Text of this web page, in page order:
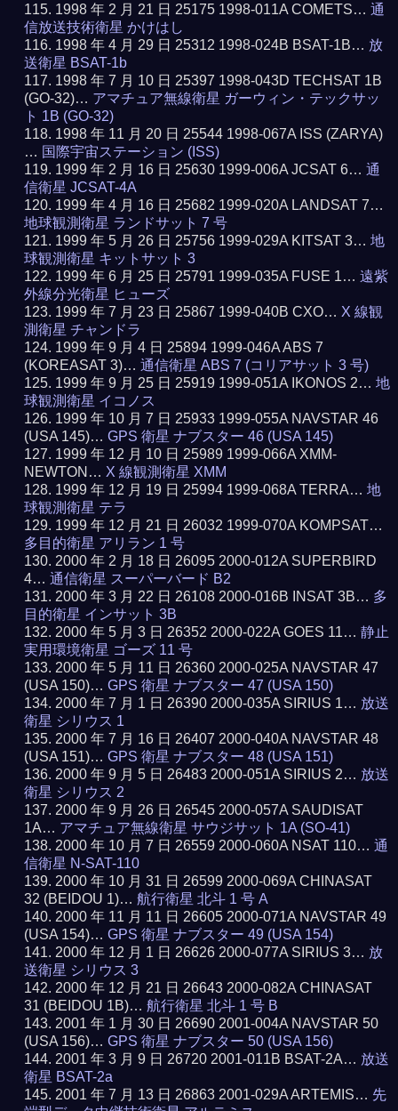
1998 年 2 月 21 日 25175 1998-011A COMETS…通
信放送技術衛星 かけはし
1998 年 4 月 29 日 25312 1998-024B BSAT-1B… 放
送衛星 BSAT-1b
1998 年 7 月 10 日 25397 1998-043D TECHSAT 1B
(GO-32)… アマチュア無線衛星 ガーウィン・テックサッ
ト 1B (GO-32)
1998 年 11 月 20 日 25544 1998-067A ISS (ZARYA)
… 国際宇宙ステーション (ISS)
1999 年 2 月 16 日 25630 1999-006A JCSAT 6…通
信衛星 JCSAT-4A
1999 年 4 月 16 日 25682 1999-020A LANDSAT 7…
地球観測衛星 ランドサット 7 号
1999 年 5 月 26 日 25756 1999-029A KITSAT 3…地
球観測衛星 キットサット 3
1999 年 6 月 25 日 25791 1999-035A FUSE 1…遠紫
外線分光衛星 ヒューズ
1999 年 7 月 23 日 25867 1999-040B CXO… X 線観
測衛星 チャンドラ
1999 年 9 月 4 日 25894 1999-046A ABS 7
(KOREASAT 3)…通信衛星 ABS 7 (コリアサット 3 号)
1999 年 9 月 25 日 25919 1999-051A IKONOS 2…地
球観測衛星 イコノス
1999 年 10 月 7 日 25933 1999-055A NAVSTAR 46
(USA 145)…GPS 衛星 ナブスター 46 (USA 145)
1999 年 12 月 10 日 25989 1999-066A XMM-
NEWTON… X 線観測衛星 XMM
1999 年 12 月 19 日 25994 1999-068A TERRA…地
球観測衛星 テラ
1999 年 12 月 21 日 26032 1999-070A KOMPSAT…
多目的衛星 アリラン 1 号
2000 年 2 月 18 日 26095 2000-012A SUPERBIRD
4…通信衛星 スーパーバード B2
2000 年 3 月 22 日 26108 2000-016B INSAT 3B… 多
目的衛星 インサット 3B
2000 年 5 月 3 日 26352 2000-022A GOES 11…静止
実用環境衛星 ゴーズ 11 号
2000 年 5 月 11 日 26360 2000-025A NAVSTAR 47
(USA 150)…GPS 衛星 ナブスター 47 (USA 150)
2000 年 7 月 1 日 26390 2000-035A SIRIUS 1… 放送
衛星 シリウス 1
2000 年 7 月 16 日 26407 2000-040A NAVSTAR 48
(USA 151)…GPS 衛星 ナブスター 48 (USA 151)
2000 年 9 月 5 日 26483 2000-051A SIRIUS 2… 放送
衛星 シリウス 2
2000 年 9 月 26 日 26545 2000-057A SAUDISAT
1A… アマチュア無線衛星 サウジサット 1A (SO-41)
2000 年 10 月 7 日 26559 2000-060A NSAT 110…通
信衛星 N-SAT-110
2000 年 10 月 31 日 26599 2000-069A CHINASAT
32 (BEIDOU 1)…航行衛星 北斗 1 号 A
2000 年 11 月 11 日 26605 2000-071A NAVSTAR 49
(USA 154)…GPS 衛星 ナブスター 49 (USA 154)
2000 年 12 月 1 日 26626 2000-077A SIRIUS 3… 放
送衛星 シリウス 3
2000 年 12 月 21 日 26643 2000-082A CHINASAT
31 (BEIDOU 1B)…航行衛星 北斗 1 号 B
2001 年 1 月 30 日 26690 2001-004A NAVSTAR 50
(USA 156)…GPS 衛星 ナブスター 50 (USA 156)
2001 年 3 月 9 日 26720 2001-011B BSAT-2A… 放送
衛星 BSAT-2a
2001 年 7 月 13 日 26863 2001-029A ARTEMIS… 先